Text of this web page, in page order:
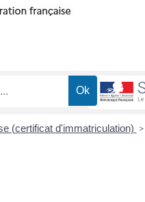
(certificat d'immatriculation) >